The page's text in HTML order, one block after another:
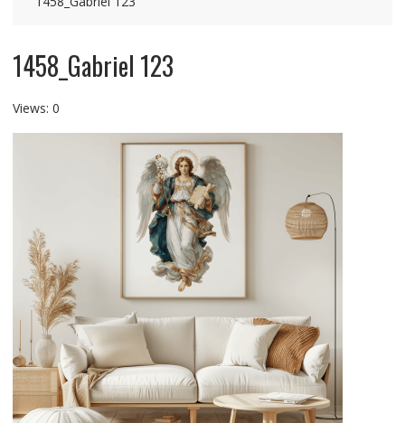
1458_Gabriel 123
Views: 0